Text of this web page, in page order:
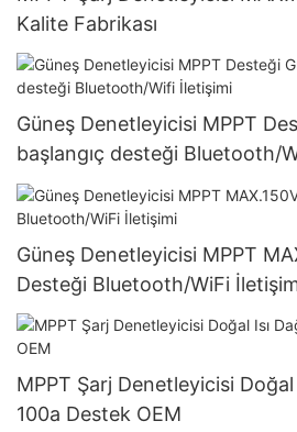
Kalite Fabrikası
Güneş Denetleyicisi MPPT
başlangıç ​​desteği Bluetooth/
Güneş Denetleyicisi MPPT
Desteği Bluetooth/WiFi
MPPT Şarj Denetleyicisi Doğal
100a Destek OEM